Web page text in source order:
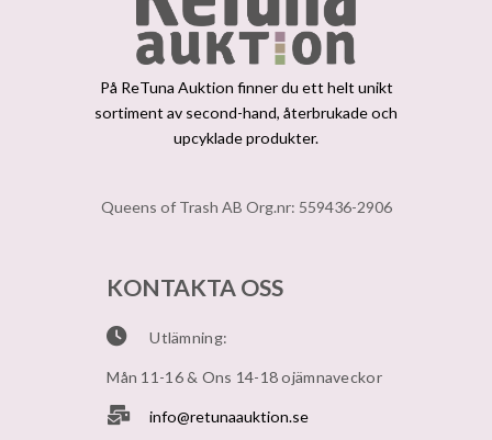
På ReTuna Auktion finner du ett helt unikt
sortiment av second-hand, återbrukade och
upcyklade produkter.
Queens of Trash AB Org.nr: 559436-2906
KONTAKTA OSS
Utlämning:
Mån 11-16 & Ons 14-18 ojämnaveckor
info@retunaauktion.se